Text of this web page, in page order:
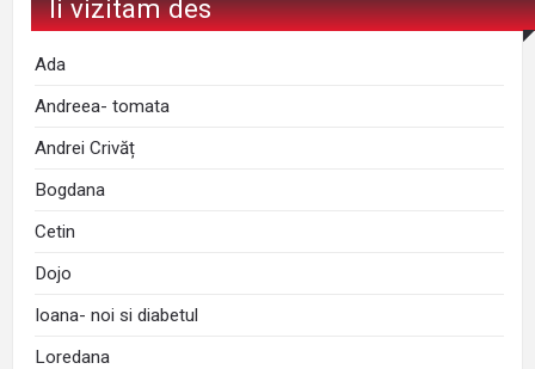
Îi vizitam des
Ada
Andreea- tomata
Andrei Crivăț
Bogdana
Cetin
Dojo
Ioana- noi si diabetul
Loredana